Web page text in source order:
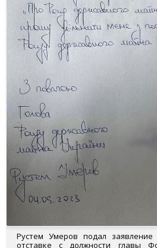
Рустем Умеров подал
отставке с должности главы